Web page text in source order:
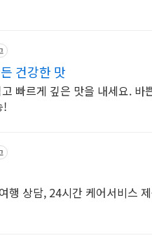
건강한 맛
빠르게 깊은 맛을 내세요.
!
행 상담, 24시간 케어서비스